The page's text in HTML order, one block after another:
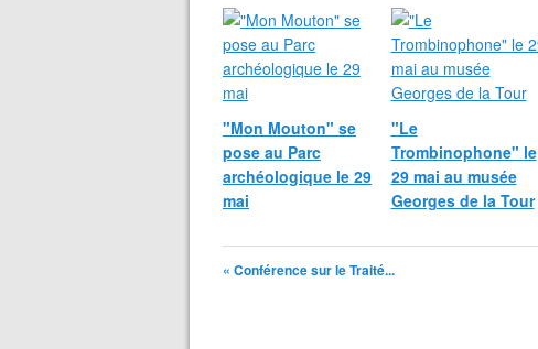
"Mon Mouton" se
pose au Parc
archéologique le 29
mai
"Le
Trombinophone" le
29 mai au musée
Georges de la Tour
« Conférence sur le Traité...